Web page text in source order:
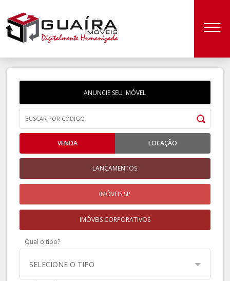
ANUNCIE SEU IMÓVEL
VENDA LOCAÇÃO
LANÇAMENTOS
IMÓVEIS SP
IMÓVEIS CORPORATIVOS
Qual o tipo?
SELECIONE O TIPO